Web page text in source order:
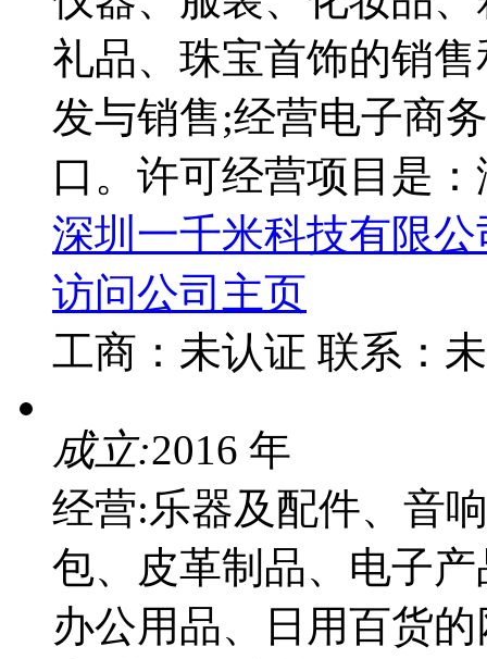
礼品、珠宝首饰的销
发与销售;经营电子商
口。许可经营项目是
深圳一千米科技有限公
访问公司主页
工商： 未认证 联系：
成立:2016 年
经营:乐器及配件、音
包、皮革制品、电子
办公用品、日用百货